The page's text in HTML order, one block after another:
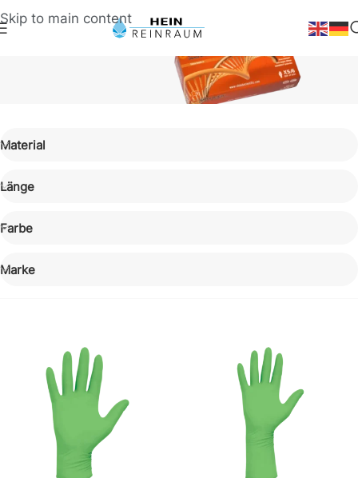
Skip to main content
Material
Länge
Farbe
Marke